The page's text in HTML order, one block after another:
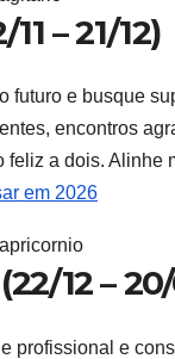
– 21/12)
futuro e busque
encontros
feliz a dois. Alinhe
em 2026
12 –
profissional e